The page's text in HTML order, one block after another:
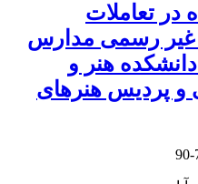
تعاملات
غیر رسمی مدارس
هنر و
و پردیس هنرهای